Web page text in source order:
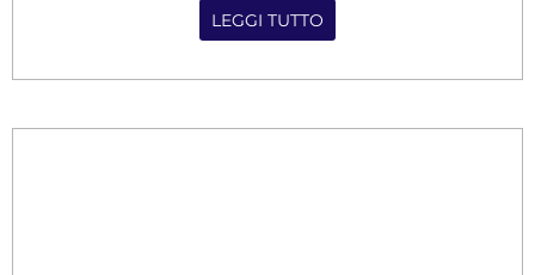
LEGGI TUTTO